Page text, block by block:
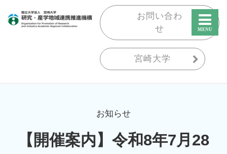
お問い合わ
せ
宮崎大学
お知らせ
【開催案内】令和8年7月28